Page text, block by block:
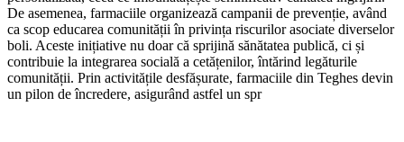
De asemenea, farmaciile organizează campanii de prevenție, având
ca scop educarea comunității în privința riscurilor asociate diverselor
boli. Aceste inițiative nu doar că sprijină sănătatea publică, ci și
contribuie la integrarea socială a cetățenilor, întărind legăturile
comunității. Prin activitățile desfășurate, farmaciile din Teghes devin
un pilon de încredere, asigurând astfel un spr